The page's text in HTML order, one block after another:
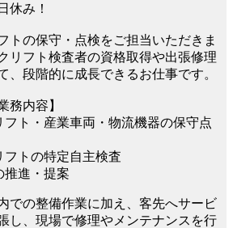
休み！
トの保守・点検をご担当いただきま
リフト検査者の資格取得や出張修理
、段階的に成長できるお仕事です。
務内容】
フト・産業車両・物流機器の保守点
フトの特定自主検査
推進・提案
での整備作業に加え、客先へサービ
し、現場で修理やメンテナンスを行